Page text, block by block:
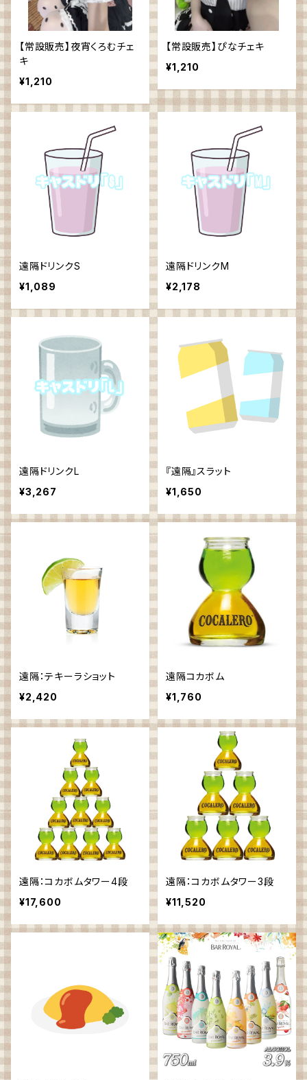
【常設販売】夜宵くろむチェ
キ
¥1,210
【常設販売】ぴなチェキ
¥1,210
遠隔ドリンクS
¥1,089
遠隔ドリンクM
¥2,178
遠隔ドリンクL
¥3,267
『遠隔』スラット
¥1,650
遠隔：テキーラショット
¥2,420
遠隔コカボム
¥1,760
遠隔：コカボムタワー4段
¥17,600
遠隔：コカボムタワー3段
¥11,520